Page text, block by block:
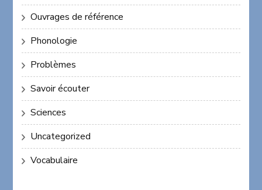
Ouvrages de référence
Phonologie
Problèmes
Savoir écouter
Sciences
Uncategorized
Vocabulaire